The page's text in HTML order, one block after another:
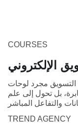
COURSES
الإلكتروني
التسويق مجرد لوحات
بل تحول إلى علم
والتفاعل المباشر
TREND AGENCY